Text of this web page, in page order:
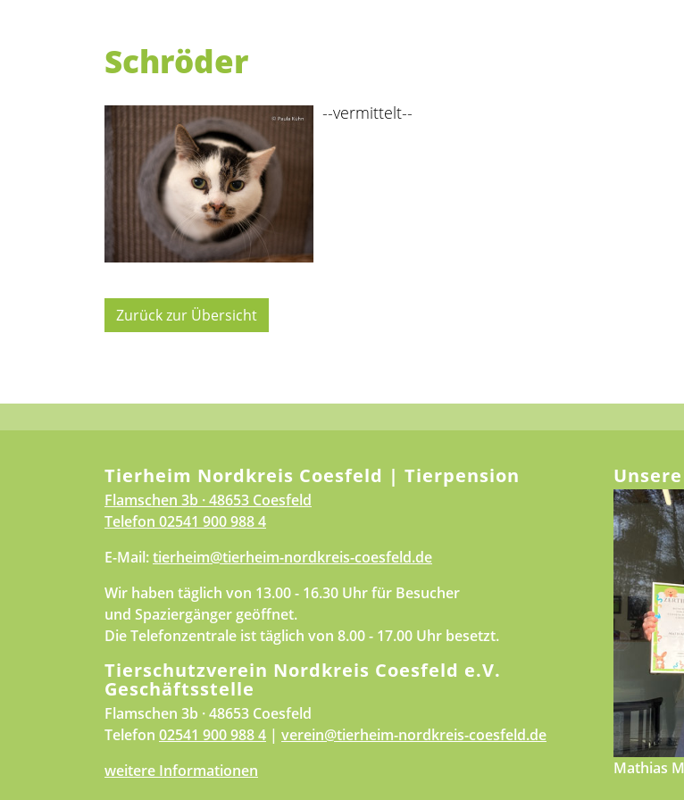
Schröder
--vermittelt--
Zurück zur Übersicht
Tierheim Nordkreis Coesfeld | Tierpension
Flamschen 3b · 48653 Coesfeld
Telefon 02541 900 988 4
E-Mail:tierheim@tierheim-nordkreis-coesfeld.de
Wir haben täglich von 13.00 - 16.30 Uhr für Besucher
und Spaziergänger geöffnet.
Die Telefonzentrale ist täglich von 8.00 - 17.00 Uhr besetzt.
Tierschutzverein Nordkreis Coesfeld e.V.
Geschäftsstelle
Flamschen 3b · 48653 Coesfeld
Telefon 02541 900 988 4 | verein@tierheim-nordkreis-coesfeld.de
weitere Informationen
Mathias